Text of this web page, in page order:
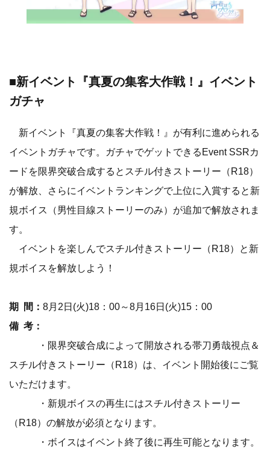
■新イベント『真夏の集客大作戦！』イベント
ガチャ
新イベント『真夏の集客大作戦！』が有利に進められる
イベントガチャです。ガチャでゲットできるEvent SSRカ
ードを限界突破合成するとスチル付きストーリー（R18）
が解放、さらにイベントランキングで上位に入賞すると新
規ボイス（男性目線ストーリーのみ）が追加で解放されま
す。
イベントを楽しんでスチル付きストーリー（R18）と新
規ボイスを解放しよう！
期 間： 8月2日(火)18：00～8月16日(火)15：00
備 考：
・限界突破合成によって開放される帯刀勇哉視点＆
スチル付きストーリー（R18）は、イベント開始後にご覧
いただけます。
・新規ボイスの再生にはスチル付きストーリー
（R18）の解放が必須となります。
・ボイスはイベント終了後に再生可能となります。